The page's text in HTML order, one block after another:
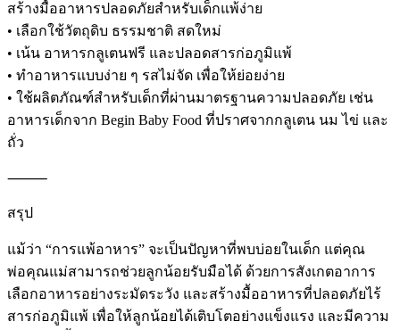
สร้างมื้ออาหารปลอดภัยสำหรับเด็กแพ้ง่าย
• เลือกใช้วัตถุดิบ ธรรมชาติ สดใหม่
• เน้น อาหารกลูเตนฟรี และปลอดสารก่อภูมิแพ้
• ทำอาหารแบบง่าย ๆ รสไม่จัด เพื่อให้ย่อยง่าย
• ใช้ผลิตภัณฑ์สำหรับเด็กที่ผ่านมาตรฐานความปลอดภัย เช่น
อาหารเด็กจาก Begin Baby Food ที่ปราศจากกลูเตน นม ไข่ และ
ถั่ว
⸻
สรุป
แม้ว่า “การแพ้อาหาร” จะเป็นปัญหาที่พบบ่อยในเด็ก แต่คุณ
พ่อคุณแม่สามารถช่วยลูกน้อยรับมือได้ ด้วยการสังเกตอาการ
เลือกอาหารอย่างระมัดระวัง และสร้างมื้ออาหารที่ปลอดภัยไร้
สารก่อภูมิแพ้ เพื่อให้ลูกน้อยได้เติบโตอย่างแข็งแรง และมีความ